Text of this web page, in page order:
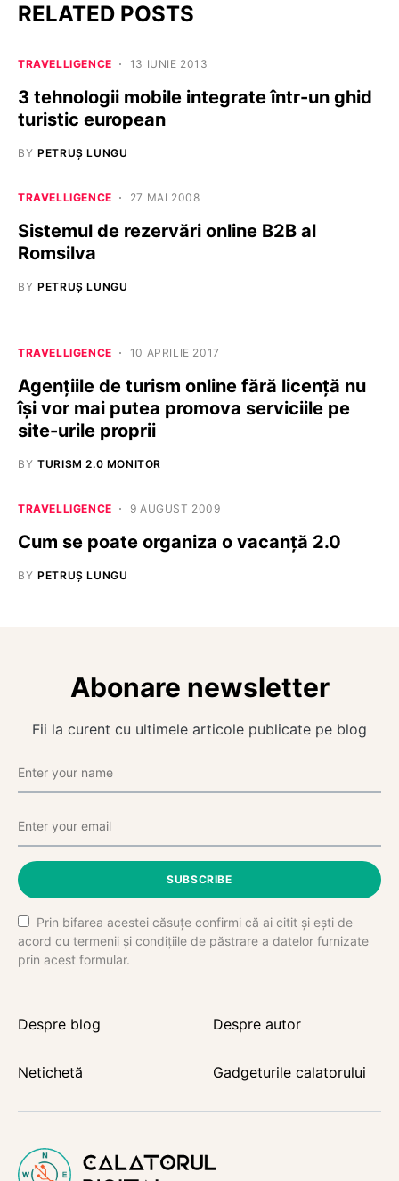
RELATED POSTS
TRAVELLIGENCE 13 IUNIE 2013
3 tehnologii mobile integrate într-un ghid
turistic european
BY PETRUȘ LUNGU
TRAVELLIGENCE 27 MAI 2008
Sistemul de rezervări online B2B al
Romsilva
BY PETRUȘ LUNGU
TRAVELLIGENCE 10 APRILIE 2017
Agențiile de turism online fără licență nu
își vor mai putea promova serviciile pe
site-urile proprii
BY TURISM 2.0 MONITOR
TRAVELLIGENCE 9 AUGUST 2009
Cum se poate organiza o vacanţă 2.0
BY PETRUȘ LUNGU
Abonare newsletter
Fii la curent cu ultimele articole publicate pe blog
SUBSCRIBE
Prin bifarea acestei căsuțe confirmi că ai citit și ești de
acord cu termenii și condițiile de păstrare a datelor furnizate
prin acest formular.
Despre blog Despre autor
Netichetă Gadgeturile calatorului